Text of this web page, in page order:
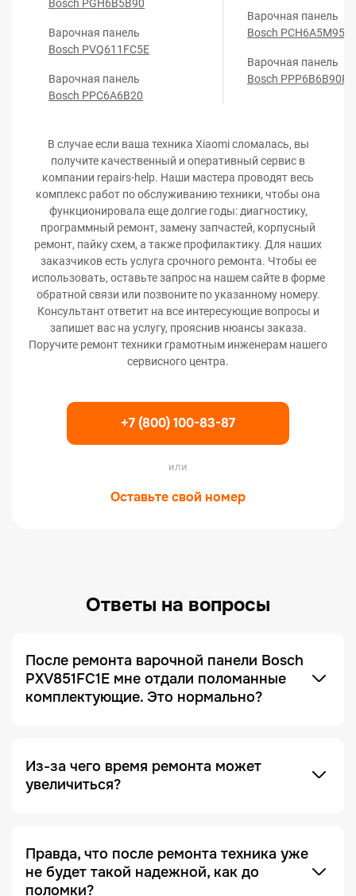
Bosch PGH6B5B90
Варочная панель
Bosch PVQ611FC5E
Варочная панель
Bosch PPC6A6B20
Варочная панель
Bosch PCH6A5M95R
Варочная панель
Bosch PPP6B6B90R
В случае если ваша техника Xiaomi сломалась, вы
получите качественный и оперативный сервис в
компании repairs-help. Наши мастера проводят весь
комплекс работ по обслуживанию техники, чтобы она
функционировала еще долгие годы: диагностику,
программный ремонт, замену запчастей, корпусный
ремонт, пайку схем, а также профилактику. Для наших
заказчиков есть услуга срочного ремонта. Чтобы ее
использовать, оставьте запрос на нашем сайте в форме
обратной связи или позвоните по указанному номеру.
Консультант ответит на все интересующие вопросы и
запишет вас на услугу, прояснив нюансы заказа.
Поручите ремонт техники грамотным инженерам нашего
сервисного центра.
+7 (800) 100-83-87
или
Оставьте свой номер
Ответы на вопросы
После ремонта варочной панели Bosch
PXV851FC1E мне отдали поломанные
комплектующие. Это нормально?
был действительно выполнен, и увидеть, что
именно случилось с устройством.
Из-за чего время ремонта может
увеличиться?
ремонта возникает на этапе диагностики, когда
проблема проявляется не явно. Чтобы ее
зафиксировать и локализовать, техника должна
Правда, что после ремонта техника уже
не будет такой надежной, как до
поломки?